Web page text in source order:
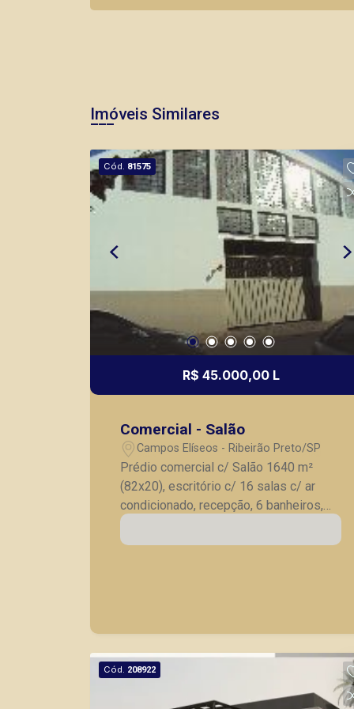
Imóveis Similares
Cód. 81575
R$ 45.000,00 L
Comercial - Salão
Campos Elíseos - Ribeirão Preto/SP
Prédio comercial c/ Salão 1640 m²
(82x20), escritório c/ 16 salas c/ ar
condicionado, recepção, 6 banheiros,
vestiário, refeitório, 3 depósitos,
garagem 20 carros. Escritório anexo ao
1450 m². Galpão com valetas para troca
de óleo de veículos ou opcional para
estacionamento . Rede elétrica
trifásica, caixa d´água para hidrantes.
Cód. 208922